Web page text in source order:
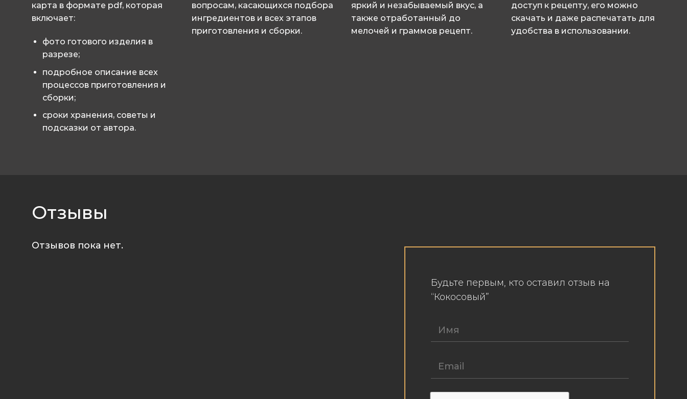
карта в формате pdf, которая
включает:
фото готового изделия в
разрезе;
подробное описание всех
процессов приготовления и
сборки;
сроки хранения, советы и
подсказки от автора.
вопросам, касающихся подбора
ингредиентов и всех этапов
приготовления и сборки.
яркий и незабываемый вкус, а
также отработанный до
мелочей и граммов рецепт.
доступ к рецепту, его можно
скачать и даже распечатать для
удобства в использовании.
Отзывы
Отзывов пока нет.
Будьте первым, кто оставил отзыв на
“Кокосовый”